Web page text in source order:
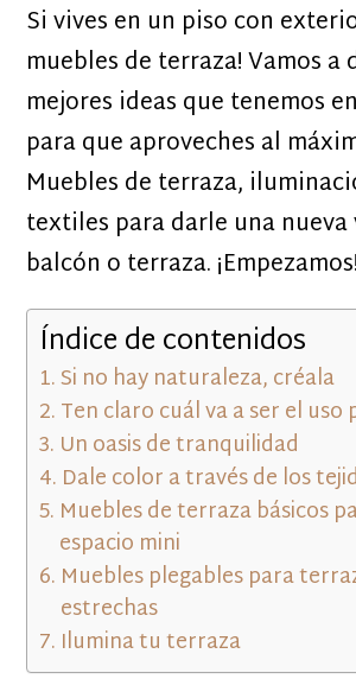
Si vives en un piso con
muebles de terraza! Vamos a
mejores ideas que tenemos
para que aproveches al
Muebles de terraza,
textiles para darle una nueva
balcón o terraza. ¡Empezamos!
Índice de contenidos
Si no hay naturaleza, créala
Ten claro cuál va a ser el uso
Un oasis de tranquilidad
Dale color a través de los
Muebles de terraza básicos
espacio mini
Muebles plegables para
estrechas
Ilumina tu terraza